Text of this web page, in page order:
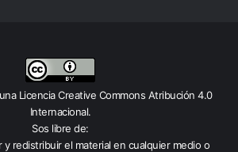
Licencia Creative Commons Atribución 4.0
Internacional.
Sos libre de:
redistribuir el material en cualquier medio o